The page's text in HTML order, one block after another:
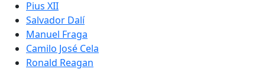
Pius XII
Salvador Dalí
Manuel Fraga
Camilo José Cela
Ronald Reagan